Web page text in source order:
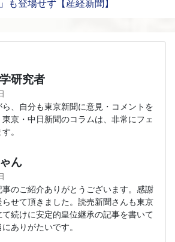
登場せず【産経新聞】
研究者
、自分も東京新聞に意見・コメントを
京・中日新聞のコラムは、非常にフェ
。
ん
のご紹介ありがとうございます。感謝
せて頂きました。読売新聞さんも東京
て続けに安定的皇位継承の記事を書いて
ありがたいです。